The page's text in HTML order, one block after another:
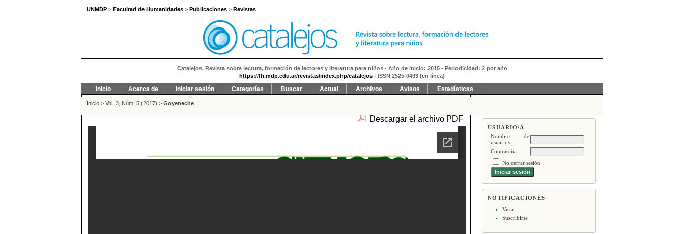
UNMDP > Facultad de Humanidades > Publicaciones > Revistas
Catalejos. Revista sobre lectura, formación de lectores y literatura para niños - Año de inicio: 2015 - Periodicidad: 2 por año
https://fh.mdp.edu.ar/revistas/index.php/catalejos - ISSN 2525-0493 (en línea)
USUARIO/A
Nombre de
usuario/a
Contraseña
No cerrar sesión
NOTIFICACIONES
Vista
Suscribirse
Inicio Acerca de Iniciar sesión Categorías Buscar Actual Archivos Avisos Estadísticas
Inicio > Vol. 3, Núm. 5 (2017) > Goyeneche
Descargar el archivo PDF